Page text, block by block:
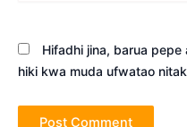
Hifadhi jina, barua
hiki kwa muda ufwatao